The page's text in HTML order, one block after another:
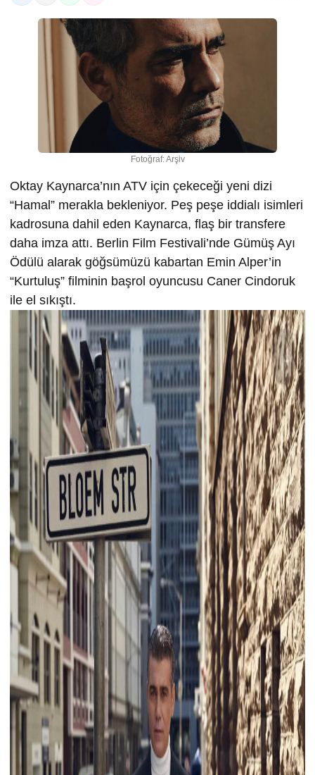
Fotoğraf: Arşiv
Oktay Kaynarca’nın ATV için çekeceği yeni dizi
“Hamal” merakla bekleniyor. Peş peşe iddialı isimleri
kadrosuna dahil eden Kaynarca, flaş bir transfere
daha imza attı. Berlin Film Festivali’nde Gümüş Ayı
Ödülü alarak göğsümüzü kabartan Emin Alper’in
“Kurtuluş” filminin başrol oyuncusu Caner Cindoruk
ile el sıkıştı.